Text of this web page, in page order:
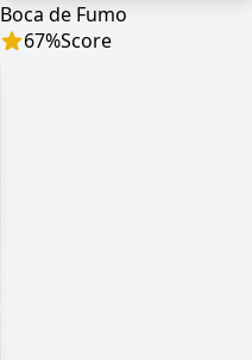
Boca de Fumo
67%Score